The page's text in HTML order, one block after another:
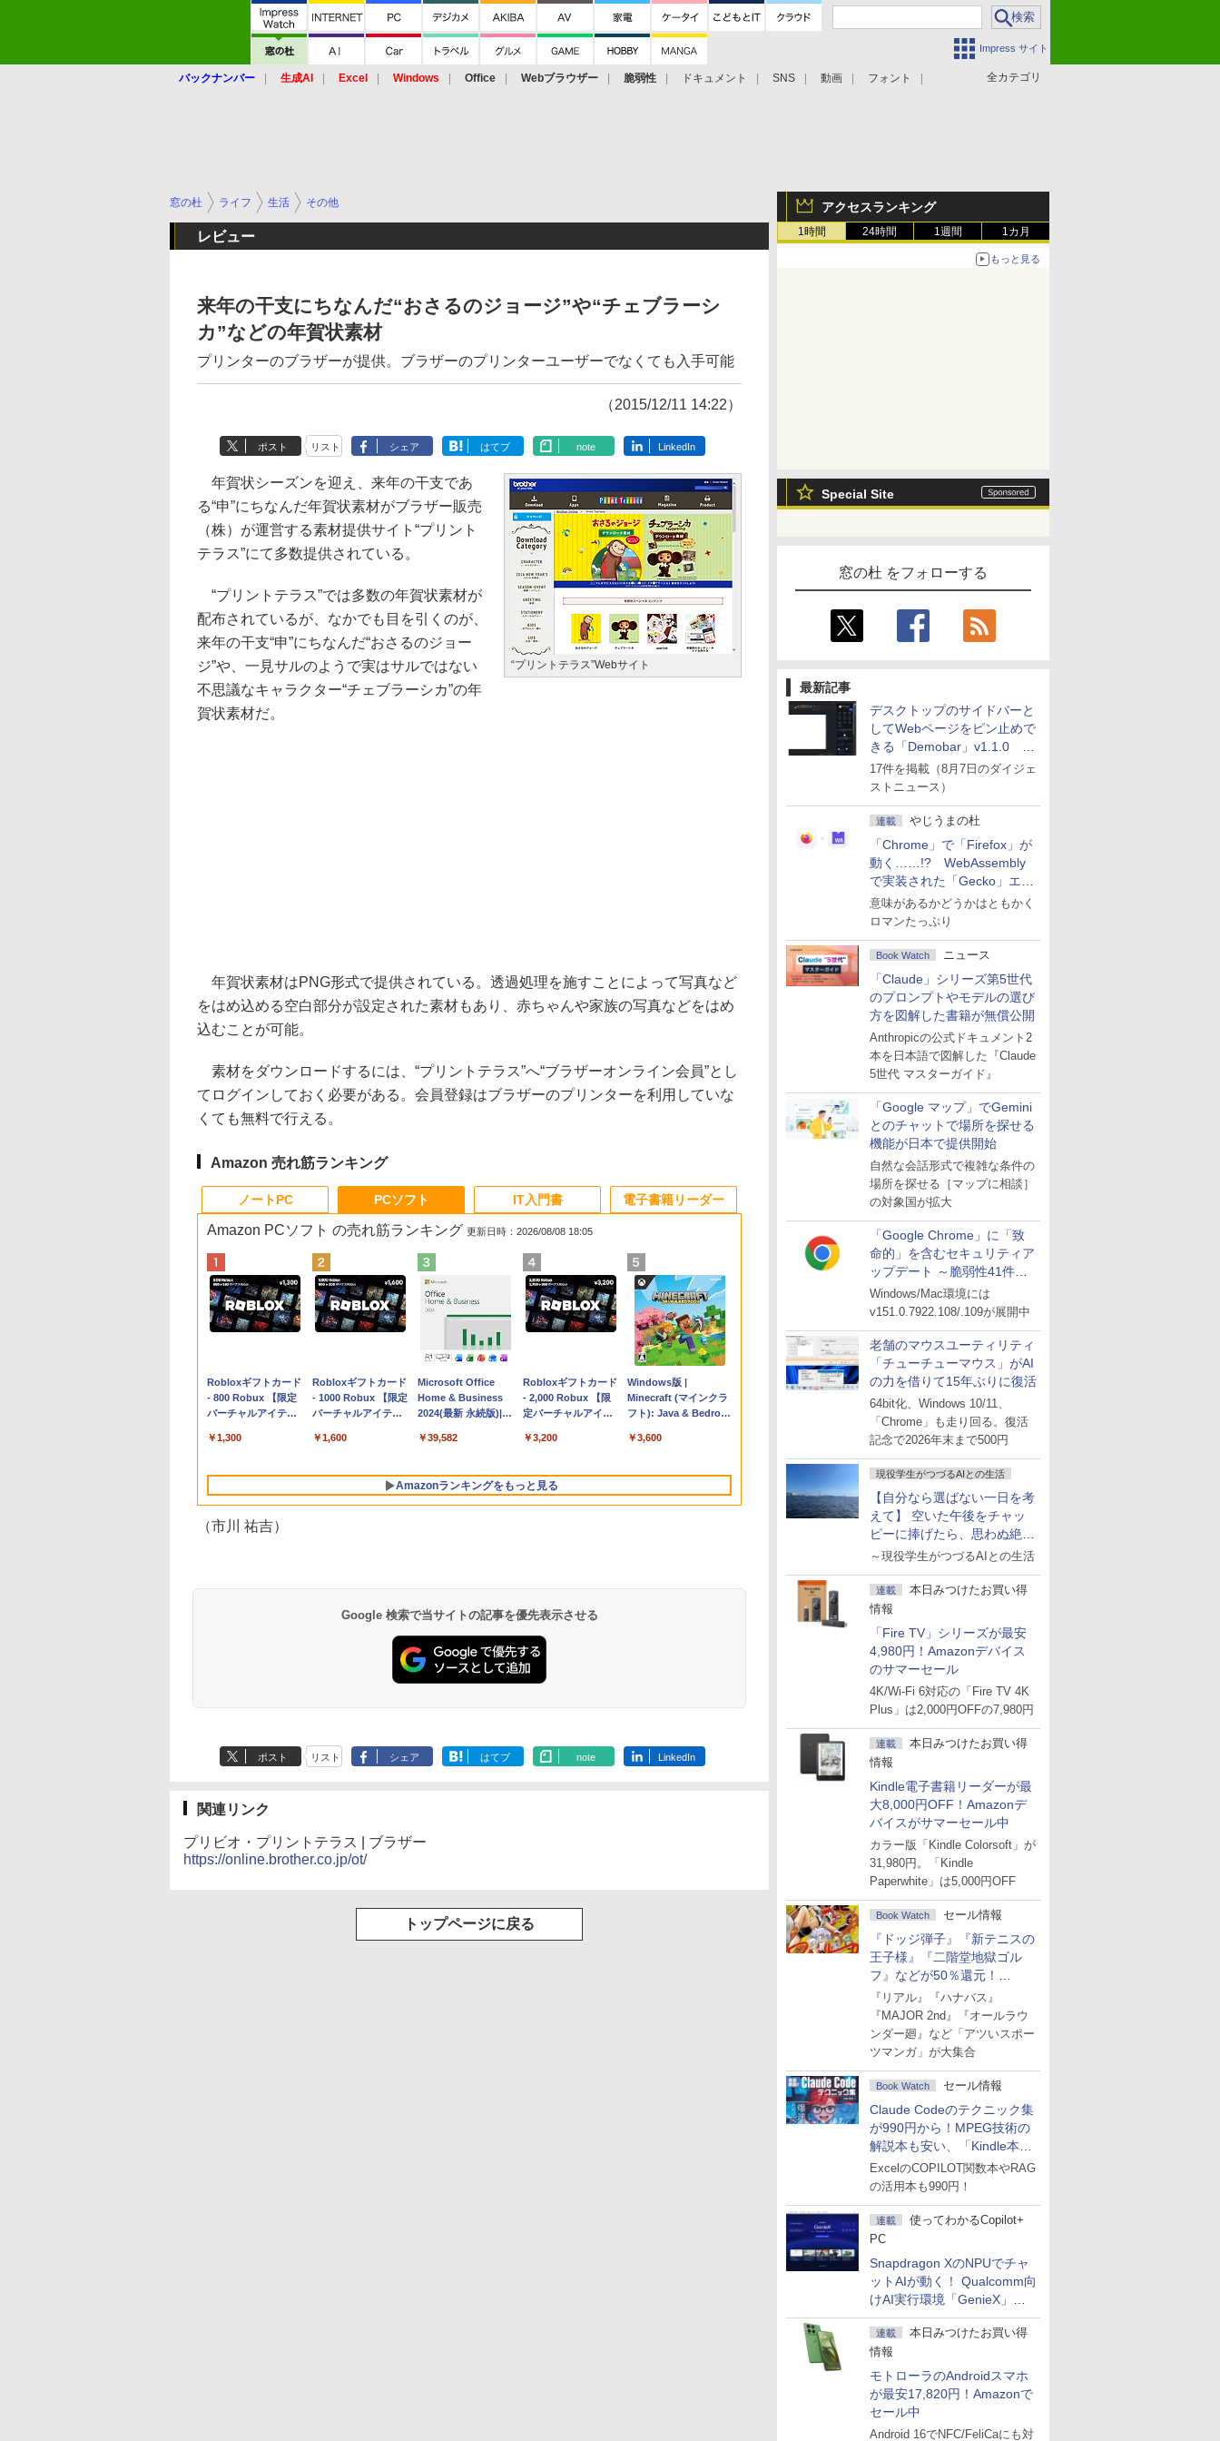
Impress サイト
全カテゴリ
バックナンバー 生成AI Excel Windows Office Webブラウザー 脆弱性 ドキュメント SNS 動画 フォント
アクセスランキング
1時間 24時間 1週間 1カ月
もっと見る
Special Site
窓の杜 をフォローする
最新記事
デスクトップのサイドバーと
してWebページをピン止めで
きる「Demobar」v1.1.0 ほ
か
17件を掲載（8月7日のダイジェ
ストニュース）
連載 やじうまの杜
「Chrome」で「Firefox」が
動く……!? WebAssembly
で実装された「Gecko」エン
ジン
意味があるかどうかはともかく
ロマンたっぷり
Book Watch ニュース
「Claude」シリーズ第5世代
のプロンプトやモデルの選び
方を図解した書籍が無償公開
Anthropicの公式ドキュメント2
本を日本語で図解した『Claude
5世代 マスターガイド』
「Google マップ」でGemini
とのチャットで場所を探せる
機能が日本で提供開始
自然な会話形式で複雑な条件の
場所を探せる［マップに相談］
の対象国が拡大
「Google Chrome」に「致
命的」を含むセキュリティア
ップデート ～脆弱性41件に
対処
Windows/Mac環境には
v151.0.7922.108/.109が展開中
老舗のマウスユーティリティ
「チューチューマウス」がAI
の力を借りて15年ぶりに復活
64bit化、Windows 10/11、
「Chrome」も走り回る。復活
記念で2026年末まで500円
現役学生がつづるAIとの生活
【自分なら選ばない一日を考
えて】 空いた午後をチャッ
ピーに捧げたら、思わぬ絶景
に出会った話
～現役学生がつづるAIとの生活
連載
本日みつけたお買い得
情報
「Fire TV」シリーズが最安
4,980円！Amazonデバイス
のサマーセール
4K/Wi-Fi 6対応の「Fire TV 4K
Plus」は2,000円OFFの7,980円
連載
本日みつけたお買い得
情報
Kindle電子書籍リーダーが最
大8,000円OFF！Amazonデ
バイスがサマーセール中
カラー版「Kindle Colorsoft」が
31,980円。「Kindle
Paperwhite」は5,000円OFF
Book Watch セール情報
『ドッジ弾子』『新テニスの
王子様』『二階堂地獄ゴル
フ』などが50％還元！
Amazonマンガ週末セール
『リアル』『ハナバス』
『MAJOR 2nd』『オールラウ
ンダー廻』など「アツいスポー
ツマンガ」が大集合
Book Watch セール情報
Claude Codeのテクニック集
が990円から！MPEG技術の
解説本も安い、「Kindle本サ
マーセール」第2弾開始！
ExcelのCOPILOT関数本やRAG
の活用本も990円！
連載
使ってわかるCopilot+
PC
Snapdragon XのNPUでチャ
ットAIが動く！ Qualcomm向
けAI実行環境「GenieX」を
試してみた
連載
本日みつけたお買い得
情報
モトローラのAndroidスマホ
が最安17,820円！Amazonで
セール中
Android 16でNFC/FeliCaにも対
窓の杜 ライフ 生活 その他
レビュー
来年の干支にちなんだ“おさるのジョージ”や“チェブラーシ
カ”などの年賀状素材
プリンターのブラザーが提供。ブラザーのプリンターユーザーでなくても入手可能
（2015/12/11 14:22）
ポスト リスト シェア はてブ note LinkedIn
“プリントテラス”Webサイト
年賀状シーズンを迎え、来年の干支であ
る“申”にちなんだ年賀状素材がブラザー販売
（株）が運営する素材提供サイト“プリント
テラス”にて多数提供されている。
“プリントテラス”では多数の年賀状素材が
配布されているが、なかでも目を引くのが、
来年の干支“申”にちなんだ“おさるのジョー
ジ”や、一見サルのようで実はサルではない
不思議なキャラクター“チェブラーシカ”の年
賀状素材だ。
年賀状素材はPNG形式で提供されている。透過処理を施すことによって写真など
をはめ込める空白部分が設定された素材もあり、赤ちゃんや家族の写真などをはめ
込むことが可能。
素材をダウンロードするには、“プリントテラス”へ“ブラザーオンライン会員”とし
てログインしておく必要がある。会員登録はブラザーのプリンターを利用していな
くても無料で行える。
Amazon 売れ筋ランキング
ノートPC
Apple 2026
MacBook Neo A18
Proチップ搭載13イ
AIとApple
設計、Liquid Retina
ユニファイドメモ
リ、512GB SSDスト
レージ、1080p
￥131,111
tomtoc 360°保護
15.6 16インチ パソコ
ンケース Dell NEC
dynabook Lenovo
￥2,952
Apple 2026
MacBook Air M5チ
ップ搭載13インチノ
Apple Intelligence、
Retinaディスプレ
イ、16GBユニファイ
ドメモリ、1TB SSD
￥278,800
【Amazon.co.jp限
定】 HP ノートパソ
コン 15-fd 15.6イン
512GB SSD インテ
￥129,800
FMV ノートパソコン
WE1-K3 (MS 365
Personal/Copilotキー
型/Core i5/16GB/SSD
FMVWK3E15W_AZ
￥139,880
PCソフト
Amazon PCソフト の売れ筋ランキング 更新日時：2026/08/08 18:05
Robloxギフトカード
- 800 Robux 【限定
バーチャルアイテム
ンゲームコード】 ロ
インコード版
￥1,300
Robloxギフトカード
- 1000 Robux 【限定
バーチャルアイテム
ンゲームコード】 ロ
ンコード版
￥1,600
Microsoft Office
Home & Business
2024(最新 永続版)|オ
版|Windows11、
￥39,582
Robloxギフトカード
- 2,000 Robux 【限
定バーチャルアイテ
インゲームコード】
ラインコード版
￥3,200
Windows版 |
Minecraft (マインクラ
フト): Java & Bedrock
ード版
￥3,600
Amazonランキングをもっと見る
IT入門書
AIイラスト表現辞典:
Labo)
ClaudeCode いちば
もコンテンツ作成に
もKindle出版にも！
1冊ですべて身につく
レータ紹介
電子書籍リーダー
テリー、広告なし、
ブラック
Amazon Kindle - 目
チディスプレイ電子
書籍リーダー、マッ
Kindle Paperwhite
調節ライト、12週間
持続バッテリー、広
Amazon Kindle
ト、最大8週間持続バ
ッテリー、広告無
明るさ自動調整、色調
調節ライト、プレミア
（市川 祐吉）
Google 検索で当サイトの記事を優先表示させる
ポスト リスト シェア はてブ note LinkedIn
関連リンク
プリビオ・プリントテラス | ブラザー
https://online.brother.co.jp/ot/
トップページに戻る